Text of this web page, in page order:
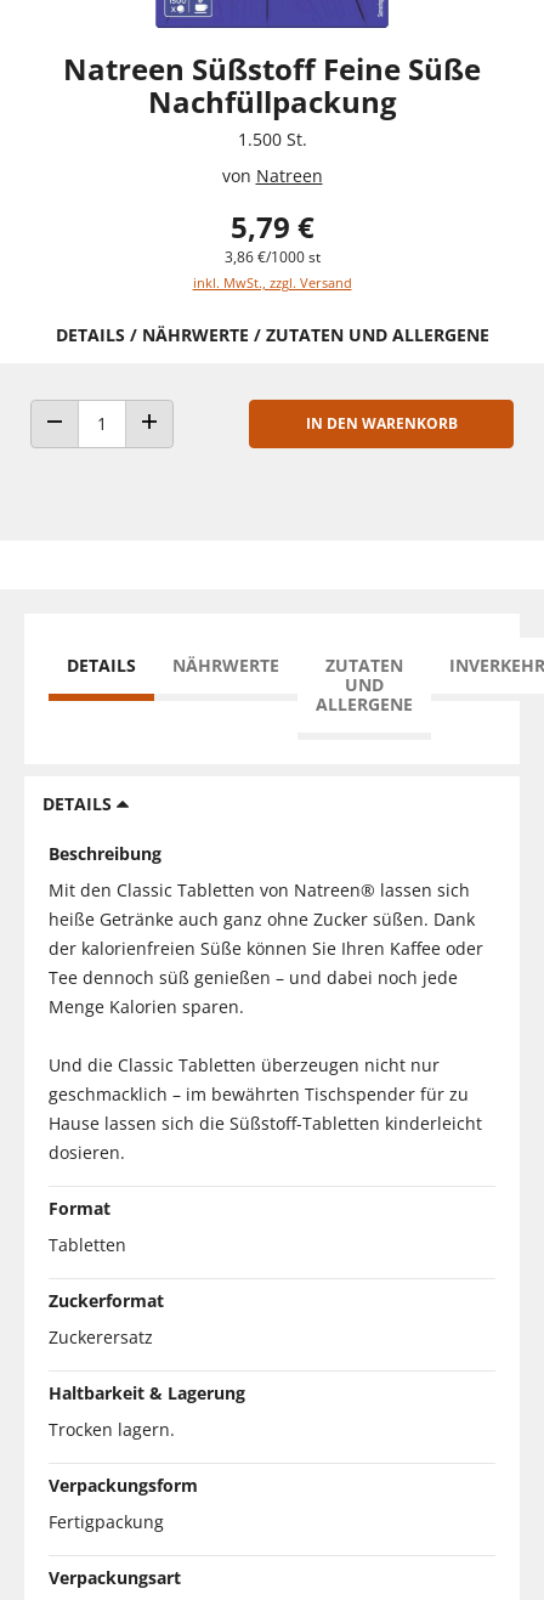
Natreen Süßstoff Feine Süße
Nachfüllpackung
1.500 St.
von Natreen
5,79 €
3,86 €/1000 st
inkl. MwSt., zzgl. Versand
DETAILS / NÄHRWERTE / ZUTATEN UND ALLERGENE
ANZAHL VERRINGERNANZAHL ERHÖHEN
IN DEN WARENKORB
DETAILS NÄHRWERTE
ZUTATEN
UND
ALLERGENE
DETAILS
Beschreibung
Mit den Classic Tabletten von Natreen® lassen sich
heiße Getränke auch ganz ohne Zucker süßen. Dank
der kalorienfreien Süße können Sie Ihren Kaffee oder
Tee dennoch süß genießen – und dabei noch jede
Menge Kalorien sparen.
Und die Classic Tabletten überzeugen nicht nur
geschmacklich – im bewährten Tischspender für zu
Hause lassen sich die Süßstoff-Tabletten kinderleicht
dosieren.
Format
Tabletten
Zuckerformat
Zuckerersatz
Haltbarkeit & Lagerung
Trocken lagern.
Verpackungsform
Fertigpackung
Verpackungsart